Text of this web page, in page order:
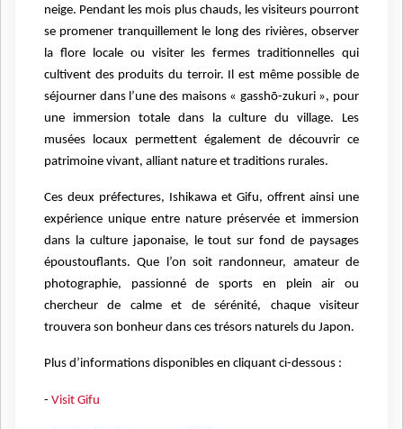
neige. Pendant les mois plus chauds, les visiteurs pourront
se promener tranquillement le long des rivières, observer
la flore locale ou visiter les fermes traditionnelles qui
cultivent des produits du terroir. Il est même possible de
séjourner dans l’une des maisons « gasshō-zukuri », pour
une immersion totale dans la culture du village. Les
musées locaux permettent également de découvrir ce
patrimoine vivant, alliant nature et traditions rurales.
Ces deux préfectures, Ishikawa et Gifu, offrent ainsi une
expérience unique entre nature préservée et immersion
dans la culture japonaise, le tout sur fond de paysages
époustouflants. Que l’on soit randonneur, amateur de
photographie, passionné de sports en plein air ou
chercheur de calme et de sérénité, chaque visiteur
trouvera son bonheur dans ces trésors naturels du Japon.
Plus d’informations disponibles en cliquant ci-dessous :
- Visit Gifu